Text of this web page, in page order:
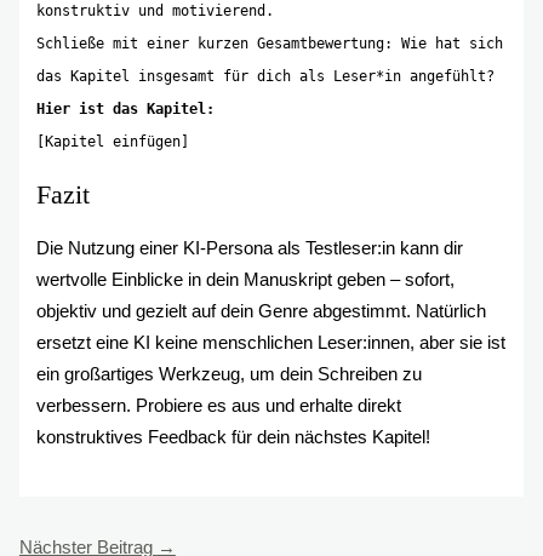
konstruktiv und motivierend.
Schließe mit einer kurzen Gesamtbewertung: Wie hat sich
das Kapitel insgesamt für dich als Leser*in angefühlt?
Hier ist das Kapitel:
[Kapitel einfügen]
Fazit
Die Nutzung einer KI-Persona als Testleser:in kann dir
wertvolle Einblicke in dein Manuskript geben – sofort,
objektiv und gezielt auf dein Genre abgestimmt. Natürlich
ersetzt eine KI keine menschlichen Leser:innen, aber sie ist
ein großartiges Werkzeug, um dein Schreiben zu
verbessern. Probiere es aus und erhalte direkt
konstruktives Feedback für dein nächstes Kapitel!
Nächster Beitrag →